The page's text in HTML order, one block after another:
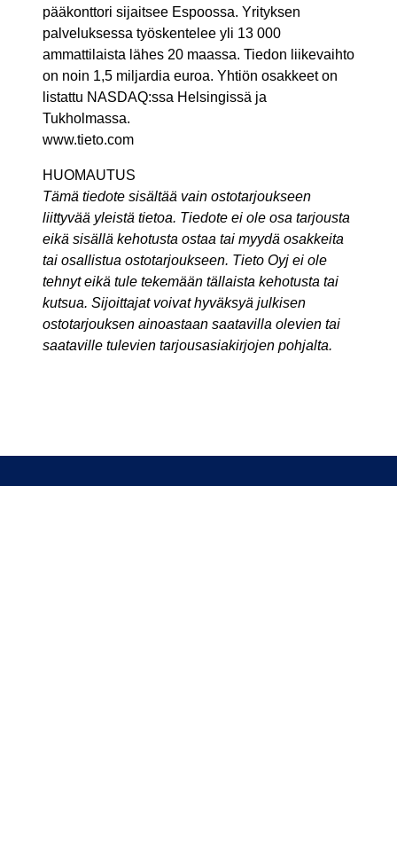
pääkonttori sijaitsee Espoossa. Yrityksen
palveluksessa työskentelee yli 13 000
ammattilaista lähes 20 maassa. Tiedon liikevaihto
on noin 1,5 miljardia euroa. Yhtiön osakkeet on
listattu NASDAQ:ssa Helsingissä ja
Tukholmassa.
www.tieto.com
HUOMAUTUS
Tämä tiedote sisältää vain ostotarjoukseen
liittyvää yleistä tietoa. Tiedote ei ole osa tarjousta
eikä sisällä kehotusta ostaa tai myydä osakkeita
tai osallistua ostotarjoukseen. Tieto Oyj ei ole
tehnyt eikä tule tekemään tällaista kehotusta tai
kutsua. Sijoittajat voivat hyväksyä julkisen
ostotarjouksen ainoastaan saatavilla olevien tai
saataville tulevien tarjousasiakirjojen pohjalta.